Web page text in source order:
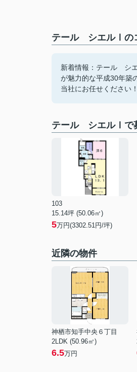
テール シエルⅠの
新着情報：テール シ
が魅力的な平成30年築
当社にお任せください
テール シエルⅠで
103
15.14坪 (50.06㎡)
5万円(3302.51円/坪)
近隣の物件
神栖市知手中央６丁目
2LDK (50.96㎡)
6.5万円